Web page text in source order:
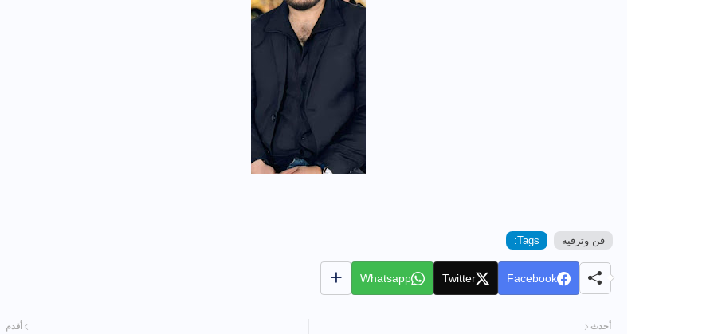
Tags: فن وترفيه
Facebook
Twitter
Whatsapp
أحدث أقدم